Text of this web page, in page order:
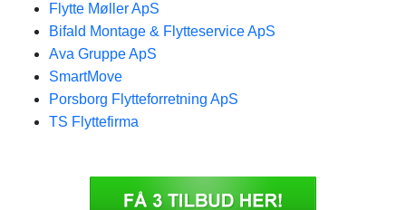
Flytte Møller ApS
Bifald Montage & Flytteservice ApS
Ava Gruppe ApS
SmartMove
Porsborg Flytteforretning ApS
TS Flyttefirma